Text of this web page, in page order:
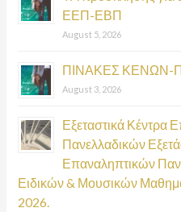
o
ΕΕΠ-ΕΒΠ
August 5, 2026
ΠΙΝΑΚΕΣ ΚΕΝΩΝ-
August 3, 2026
Εξεταστικά Κέντρα
Πανελλαδικών
Επαναληπτικών
Ειδικών & Μουσικών
2026.